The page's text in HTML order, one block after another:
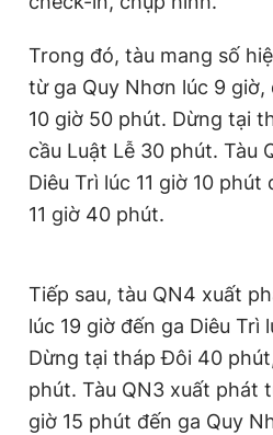
Trong đó, tàu mang số
từ ga Quy Nhơn lúc 9 giờ,
10 giờ 50 phút. Dừng tại
cầu Luật Lễ 30 phút. Tàu
Diêu Trì lúc 11 giờ 10
11 giờ 40 phút.
Tiếp sau, tàu QN4 xuất
lúc 19 giờ đến ga Diêu Trì
Dừng tại tháp Đôi 40
phút. Tàu QN3 xuất phát
giờ 15 phút đến ga Quy